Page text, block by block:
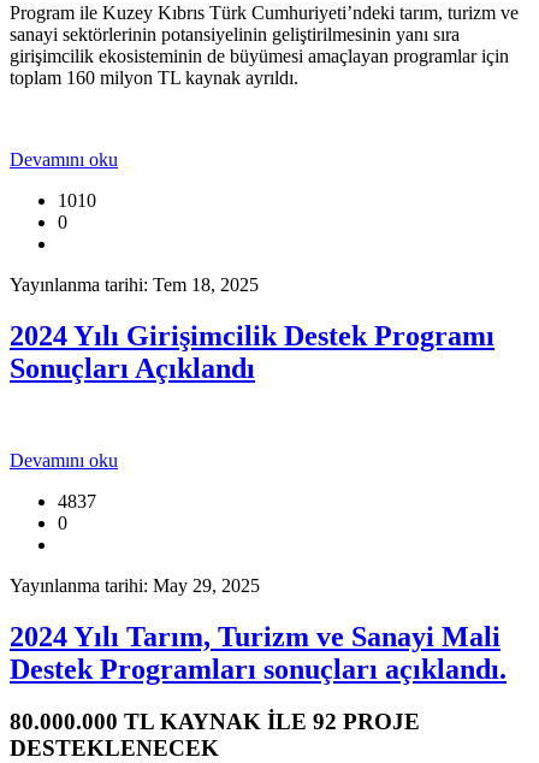
Program ile Kuzey Kıbrıs Türk Cumhuriyeti’ndeki tarım, turizm ve
sanayi sektörlerinin potansiyelinin geliştirilmesinin yanı sıra
girişimcilik ekosisteminin de büyümesi amaçlayan programlar için
toplam 160 milyon TL kaynak ayrıldı.
Devamını oku
1010
0
Yayınlanma tarihi: Tem 18, 2025
2024 Yılı Girişimcilik Destek Programı
Sonuçları Açıklandı
Devamını oku
4837
0
Yayınlanma tarihi: May 29, 2025
2024 Yılı Tarım, Turizm ve Sanayi Mali
Destek Programları sonuçları açıklandı.
80.000.000 TL KAYNAK İLE 92 PROJE
DESTEKLENECEK